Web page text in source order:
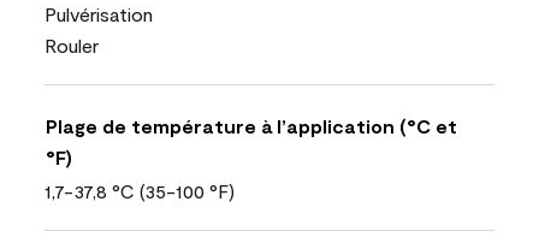
Pulvérisation
Rouler
Plage de température à l’application (°C et
°F)
1,7-37,8 °C (35-100 °F)